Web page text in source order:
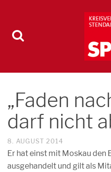
„Faden
darf nicht
8. AUGUST 2014
Er hat einst mit Moskau den
ausgehandelt und gilt als